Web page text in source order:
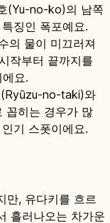
(Yu-no-ko)의 남쪽
징인 폭포예요.
의 물이 미끄러져
작부터 끝까지를
요.
no-taki)와
꼽히는 경우가 많
기 스폿이에요.
만, 유다키를 흐르
흘러나오는 차가운